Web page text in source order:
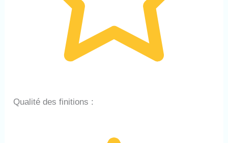
Qualité des finitions :